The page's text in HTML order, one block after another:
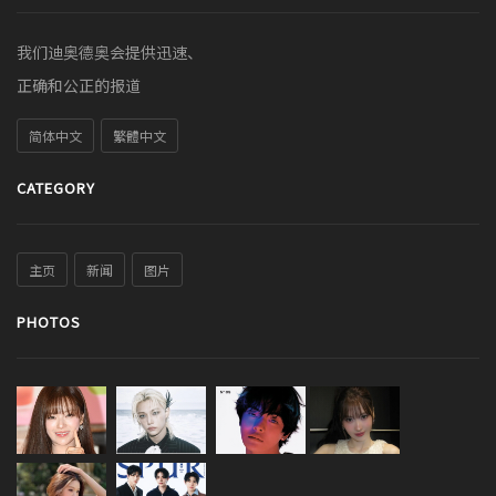
我们迪奥德奥会提供迅速、
正确和公正的报道
简体中文 繁體中文
CATEGORY
主页 新闻 图片
PHOTOS